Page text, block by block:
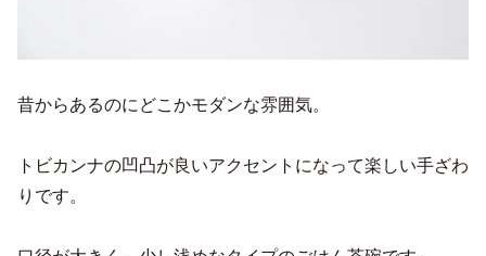
昔からあるのにどこかモダンな雰囲気。
トビカンナの凹凸が良いアクセントになって楽しい手ざわ
りです。